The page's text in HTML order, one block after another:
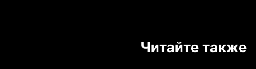
Читайте также